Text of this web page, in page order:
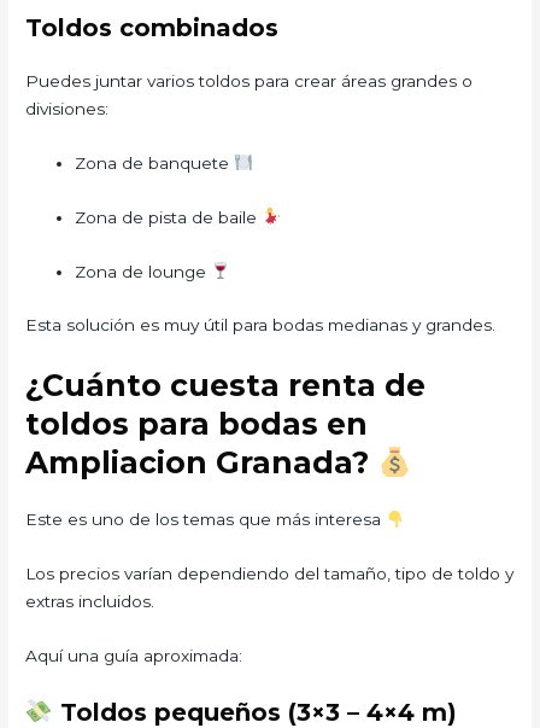
Toldos combinados
Puedes juntar varios toldos para crear áreas grandes o
divisiones:
Zona de banquete
Zona de pista de baile
Zona de lounge
Esta solución es muy útil para bodas medianas y grandes.
¿Cuánto cuesta renta de
toldos para bodas en
Ampliacion Granada?
Este es uno de los temas que más interesa
Los precios varían dependiendo del tamaño, tipo de toldo y
extras incluidos.
Aquí una guía aproximada:
Toldos pequeños (3×3 – 4×4 m)